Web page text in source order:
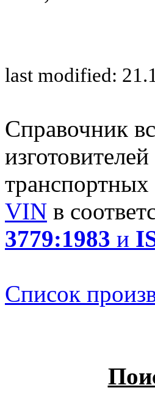
last modified:
Справочник
транспортных
VIN в
3779:1983 и
Список